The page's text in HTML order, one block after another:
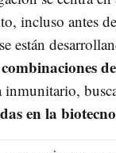
incluso antes
están
inmunitario,
en la